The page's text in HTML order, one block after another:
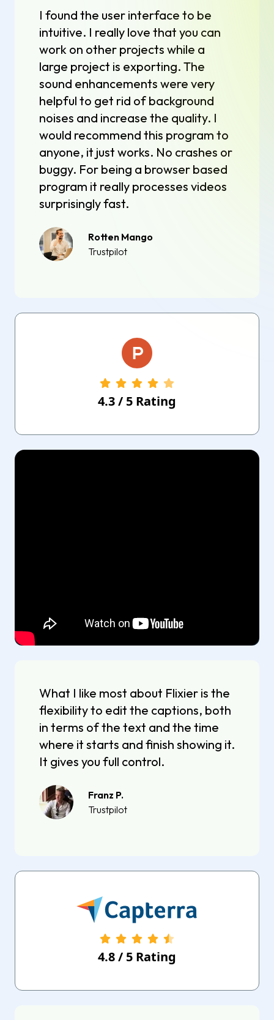
I found the user interface to be
intuitive. I really love that you can
work on other projects while a
large project is exporting. The
sound enhancements were very
helpful to get rid of background
noises and increase the quality. I
would recommend this program to
anyone, it just works. No crashes or
buggy. For being a browser based
program it really processes videos
surprisingly fast.
Rotten Mango
Trustpilot
4.3/ 5 Rating
What I like most about Flixier is the
flexibility to edit the captions, both
in terms of the text and the time
where it starts and finish showing it.
It gives you full control.
Franz P.
Trustpilot
4.8/ 5 Rating